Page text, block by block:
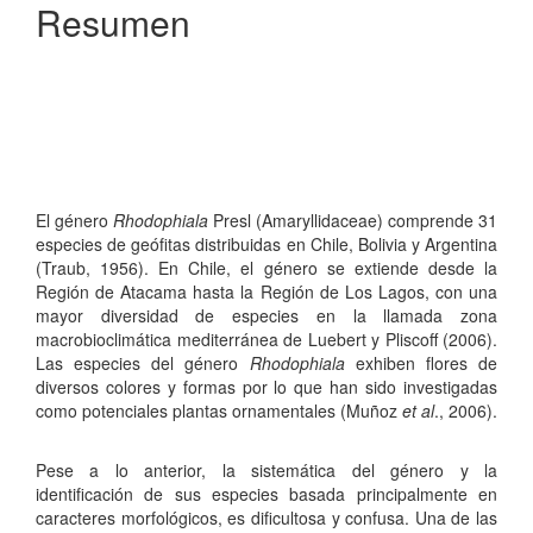
Resumen
El género Rhodophiala Presl (Amaryllidaceae) comprende 31
especies de geófitas distribuidas en Chile, Bolivia y Argentina
(Traub, 1956). En Chile, el género se extiende desde la
Región de Atacama hasta la Región de Los Lagos, con una
mayor diversidad de especies en la llamada zona
macrobioclimática mediterránea de Luebert y Pliscoff (2006).
Las especies del género Rhodophiala exhiben flores de
diversos colores y formas por lo que han sido investigadas
como potenciales plantas ornamentales (Muñoz et al., 2006).
Pese a lo anterior, la sistemática del género y la
identificación de sus especies basada principalmente en
caracteres morfológicos, es dificultosa y confusa. Una de las